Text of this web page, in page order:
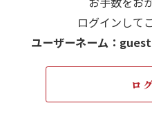
ログインして
ユーザーネーム：